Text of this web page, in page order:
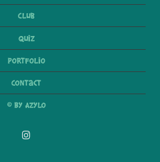
Club
Quiz
Portfolio
Contact
© By Azylo